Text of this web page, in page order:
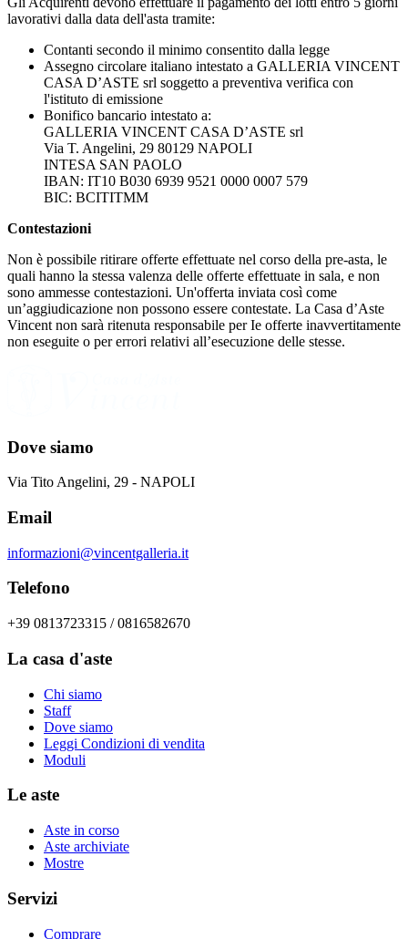
lavorativi dalla data dell'asta tramite:
Contanti secondo il minimo consentito dalla legge
Assegno circolare italiano intestato a GALLERIA VINCENT
CASA D’ASTE srl soggetto a preventiva verifica con
l'istituto di emissione
Bonifico bancario intestato a:
GALLERIA VINCENT CASA D’ASTE srl
Via T. Angelini, 29 80129 NAPOLI
INTESA SAN PAOLO
IBAN: IT10 B030 6939 9521 0000 0007 579
BIC: BCITITMM
Contestazioni
Non è possibile ritirare offerte effettuate nel corso della pre-asta, le
quali hanno la stessa valenza delle offerte effettuate in sala, e non
sono ammesse contestazioni. Un'offerta inviata così come
un’aggiudicazione non possono essere contestate. La Casa d’Aste
Vincent non sarà ritenuta responsabile per Ie offerte inavvertitamente
non eseguite o per errori relativi all’esecuzione delle stesse.
Dove siamo
Via Tito Angelini, 29 - NAPOLI
Email
informazioni@vincentgalleria.it
Telefono
+39 0813723315 / 0816582670
La casa d'aste
Chi siamo
Staff
Dove siamo
Leggi Condizioni di vendita
Moduli
Le aste
Aste in corso
Aste archiviate
Mostre
Servizi
Comprare